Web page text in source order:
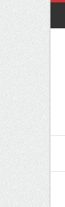
Skip